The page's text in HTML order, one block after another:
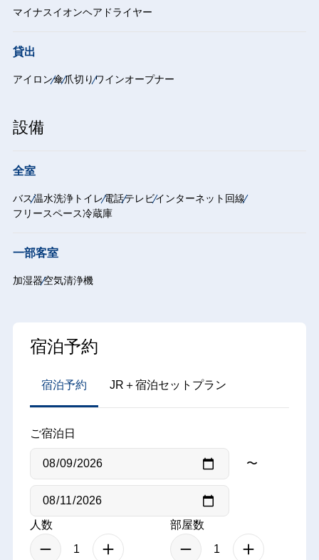
マイナスイオンヘアドライヤー
貸出
アイロン傘爪切りワインオープナー
設備
全室
バス温水洗浄トイレ電話テレビインターネット回線
フリースペース冷蔵庫
一部客室
加湿器空気清浄機
宿泊予約
宿泊予約 JR＋宿泊セットプラン
ご宿泊日
〜
人数 部屋数